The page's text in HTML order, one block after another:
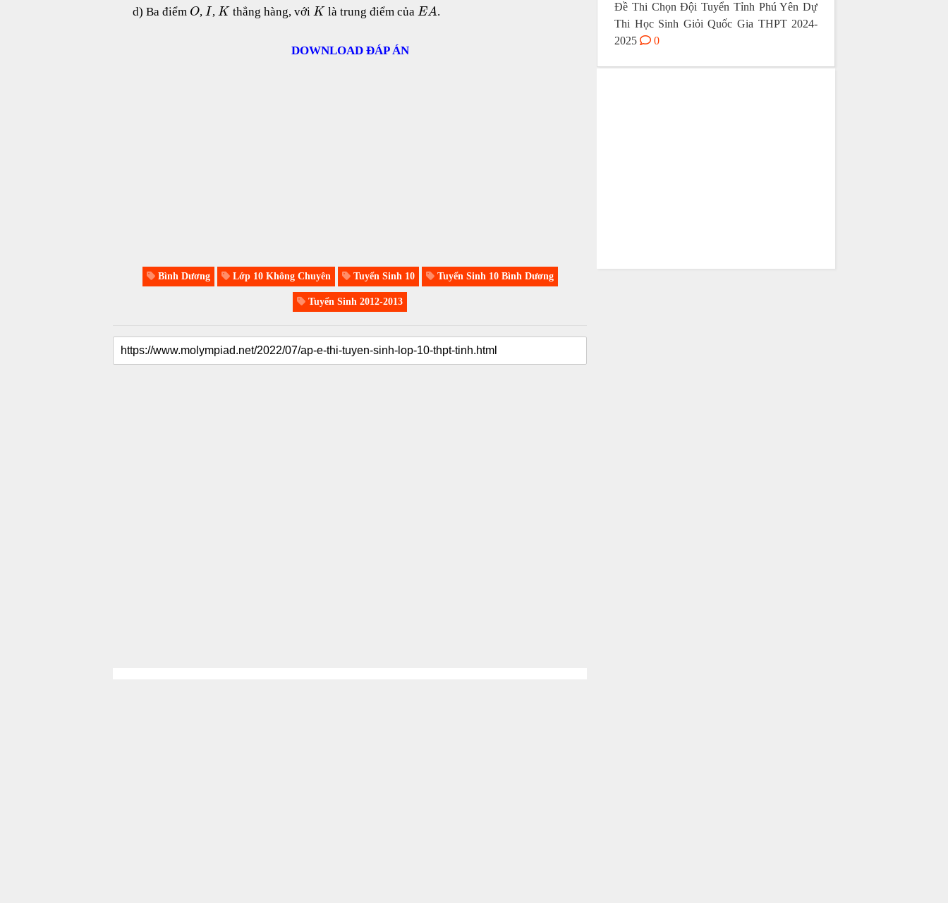
d) Ba điểm O, I, Kthẳng hàng, với Klà trung điểm của EA.
DOWNLOAD ĐÁP ÁN
Bình Dương Lớp 10 Không Chuyên Tuyển Sinh 10 Tuyển Sinh 10 Bình Dương
Tuyển Sinh 2012-2013
Đề Thi Chọn Đội Tuyển Tỉnh Phú Yên Dự
Thi Học Sinh Giỏi Quốc Gia THPT 2024-
2025
0